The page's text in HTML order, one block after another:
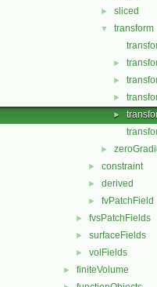
► sliced
▼
transform
►
►
►
►
►
► constraint
► derived
► fvPatchField
► fvsPatchFields
► surfaceFields
► volFields
► finiteVolume